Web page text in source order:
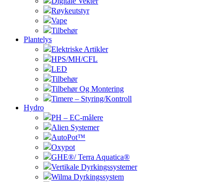
Røykeutstyr
Vape
Tilbehør
Plantelys
Elektriske Artikler
HPS/MH/CFL
LED
Tilbehør
Tilbehør Og Montering
Timere – Styring/Kontroll
Hydro
PH – EC-målere
Alien Systemer
AutoPot™
Oxypot
GHE®/ Terra Aquatica®
Vertikale Dyrkingssystemer
Wilma Dyrkingssystem